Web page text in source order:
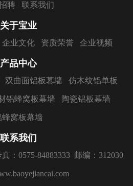
聘 联系我们
关于宝业
企业文化 资质荣誉 企业视频
产品中心
双曲面铝板幕墙 仿木纹铝单板
铝蜂窝板幕墙 陶瓷铝板幕墙
蜂窝板幕墙
联系我们
真：0575-84883333 邮编：312030